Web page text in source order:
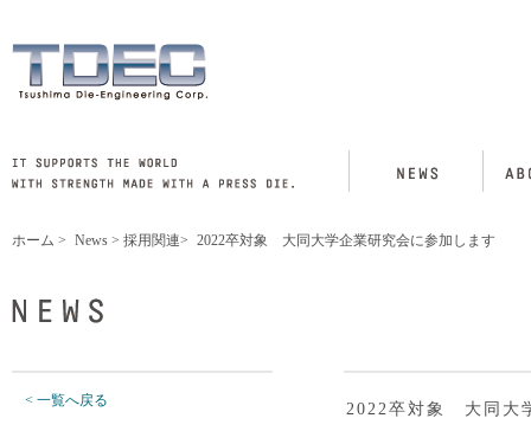
ホーム > News > 採用関連> 2022卒対象 大同大学企業研究会に参加します
< 一覧へ戻る 2022卒対象 大同大